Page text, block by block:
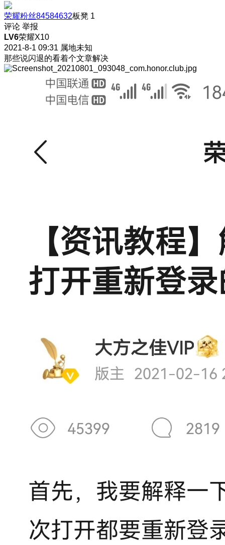
荣耀粉丝84584632板凳 1
评论 举报
LV6荣耀X10
2021-8-1 09:31 属地未知
那些说闪退的看着个文章解决